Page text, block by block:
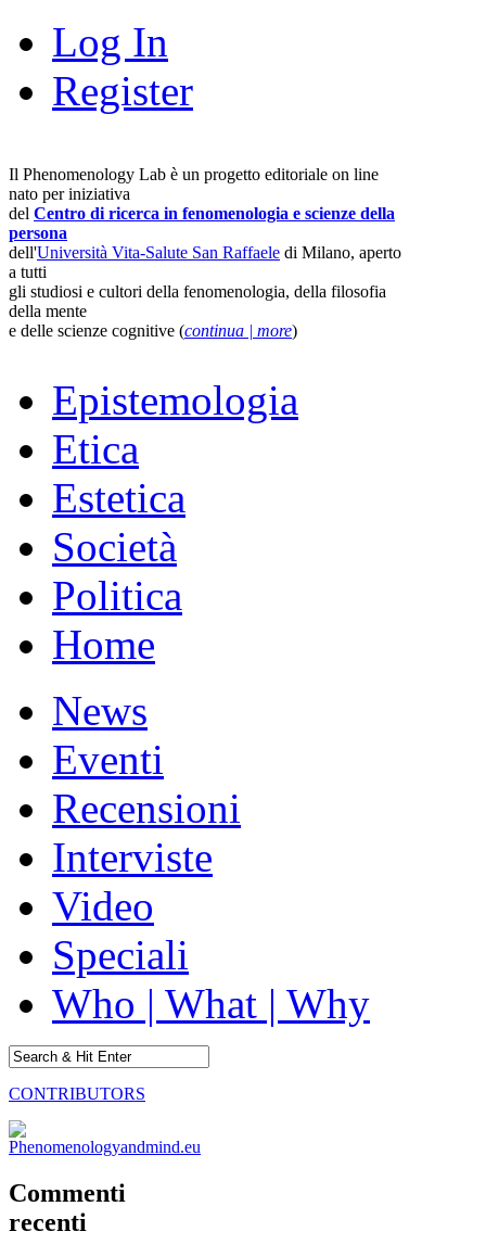
Log In
Register
Il Phenomenology Lab è un progetto editoriale on line
nato per iniziativa
del Centro di ricerca in fenomenologia e scienze della
persona
dell'Università Vita-Salute San Raffaele di Milano, aperto
a tutti
gli studiosi e cultori della fenomenologia, della filosofia
della mente
e delle scienze cognitive (continua | more)
Epistemologia
Etica
Estetica
Società
Politica
Home
News
Eventi
Recensioni
Interviste
Video
Speciali
Who | What | Why
CONTRIBUTORS
Commenti
recenti